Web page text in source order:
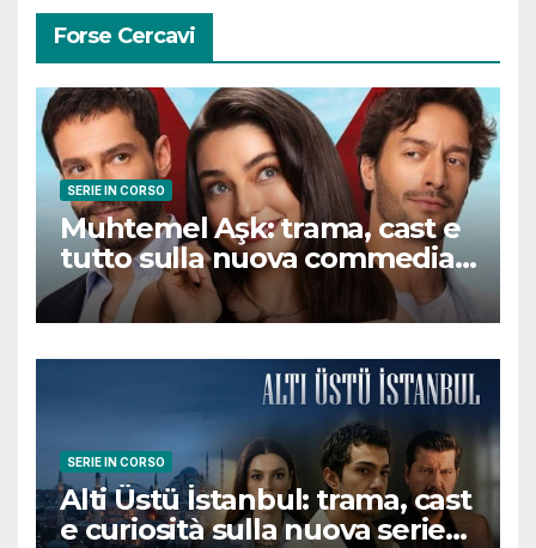
Forse Cercavi
SERIE IN CORSO
Muhtemel Aşk: trama, cast e
tutto sulla nuova commedia
romantica turca che
conquisterà il pubblico
SERIE IN CORSO
Alti Üstü İstanbul: trama, cast
e curiosità sulla nuova serie